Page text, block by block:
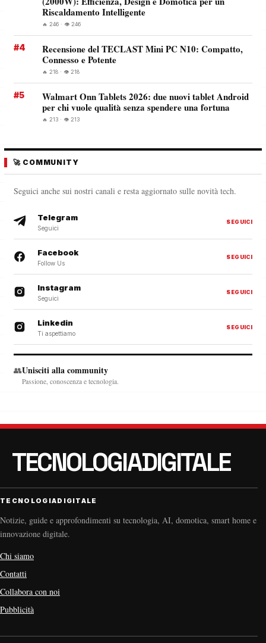
Riscaldamento Intelligente
🔥 246 · 👁️ 246
#4
Recensione del TECLAST Mini PC N10: Compatto,
Connesso e Potente
🔥 218 · 👁️ 218
#5
Walmart Onn Tablets 2026: due nuovi tablet Android
per chi vuole qualità senza spendere una fortuna
🔥 213 · 👁️ 213
🚀 COMMUNITY
Seguici anche sui nostri canali e resta aggiornato sulle novità tech.
Telegram
Seguici
SEGUICI
Facebook
Follow Us
SEGUICI
Instagram
Seguici
SEGUICI
Linkedin
Ti aspettiamo
SEGUICI
👥Unisciti alla community
Passione, conoscenza e tecnologia.
TECNOLOGIADIGITALE
Notizie, guide e approfondimenti su tecnologia, AI, domotica, smart home e
innovazione digitale.
Chi siamo
Contatti
Collabora con noi
Pubblicità